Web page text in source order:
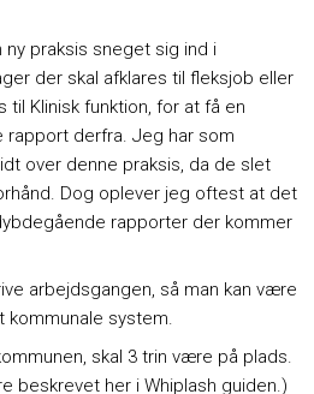
ny praksis sneget sig ind i
der skal afklares til fleksjob eller
Klinisk funktion, for at få en
rapport derfra. Jeg har som
over denne praksis, da de slet
Dog oplever jeg oftest at det
rapporter der kommer
arbejdsgangen, så man kan være
system.
skal 3 trin være på plads.
beskrevet her i Whiplash guiden.)